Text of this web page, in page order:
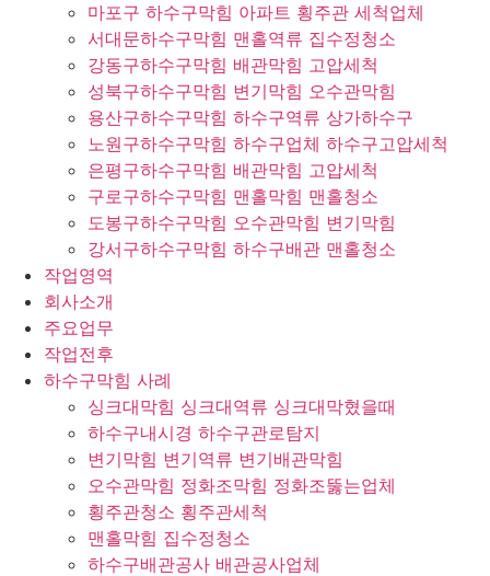
마포구 하수구막힘 아파트 횡주관 세척업체
서대문하수구막힘 맨홀역류 집수정청소
강동구하수구막힘 배관막힘 고압세척
성북구하수구막힘 변기막힘 오수관막힘
용산구하수구막힘 하수구역류 상가하수구
노원구하수구막힘 하수구업체 하수구고압세척
은평구하수구막힘 배관막힘 고압세척
구로구하수구막힘 맨홀막힘 맨홀청소
도봉구하수구막힘 오수관막힘 변기막힘
강서구하수구막힘 하수구배관 맨홀청소
작업영역
회사소개
주요업무
작업전후
하수구막힘 사례
싱크대막힘 싱크대역류 싱크대막혔을때
하수구내시경 하수구관로탐지
변기막힘 변기역류 변기배관막힘
오수관막힘 정화조막힘 정화조뚫는업체
횡주관청소 횡주관세척
맨홀막힘 집수정청소
하수구배관공사 배관공사업체